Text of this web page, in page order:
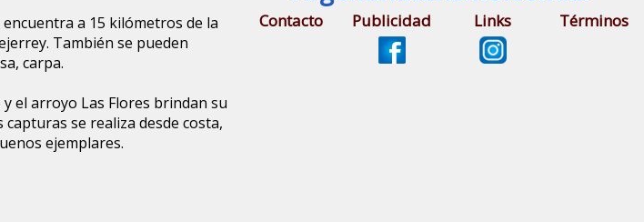
a 15 kilómetros de la
También se pueden
carpa.
el arroyo Las Flores brindan su
se realiza desde costa,
ejemplares.
Contacto Publicidad Links Términos